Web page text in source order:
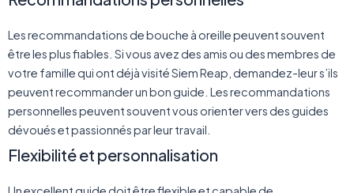
Les recommandations de bouche à oreille peuvent souvent
être les plus fiables. Si vous avez des amis ou des membres de
votre famille qui ont déjà visité Siem Reap, demandez-leur s’ils
peuvent recommander un bon guide. Les recommandations
personnelles peuvent souvent vous orienter vers des guides
dévoués et passionnés par leur travail.
Flexibilité et personnalisation